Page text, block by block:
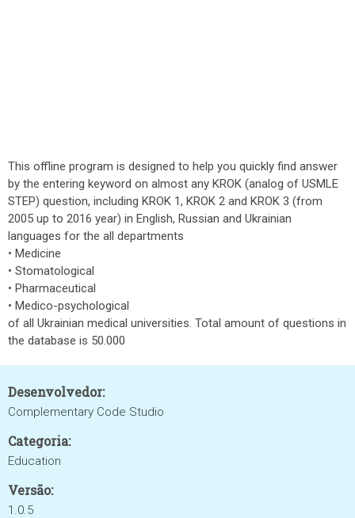
This offline program is designed to help you quickly find answer
by the entering keyword on almost any KROK (analog of USMLE
STEP) question, including KROK 1, KROK 2 and KROK 3 (from
2005 up to 2016 year) in English, Russian and Ukrainian
languages for the all departments
• Medicine
• Stomatological
• Pharmaceutical
• Medico-psychological
of all Ukrainian medical universities. Total amount of questions in
the database is 50.000
Desenvolvedor:
Complementary Code Studio
Categoria:
Education
Versão:
1.0.5